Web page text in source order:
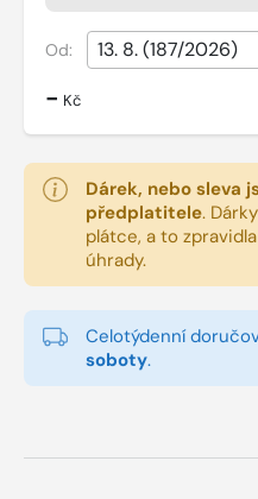
Od:
- Kč
Dárek, nebo sleva
předplatitele.
plátce, a to
úhrady.
Celotýdenní
soboty.